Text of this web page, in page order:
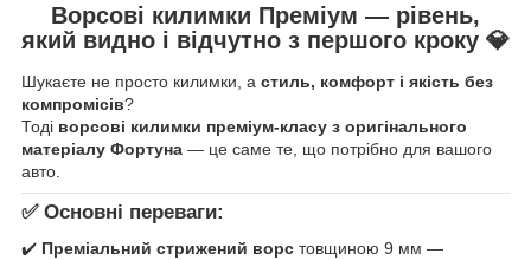
Ворсові килимки Преміум — рівень,
який видно і відчутно з першого кроку 💎
Шукаєте не просто килимки, а стиль, комфорт і якість без
компромісів?
Тоді ворсові килимки преміум-класу з оригінального
матеріалу Фортуна — це саме те, що потрібно для вашого
авто.
✅ Основні переваги:
✔️ Преміальний стрижений ворс товщиною 9 мм —